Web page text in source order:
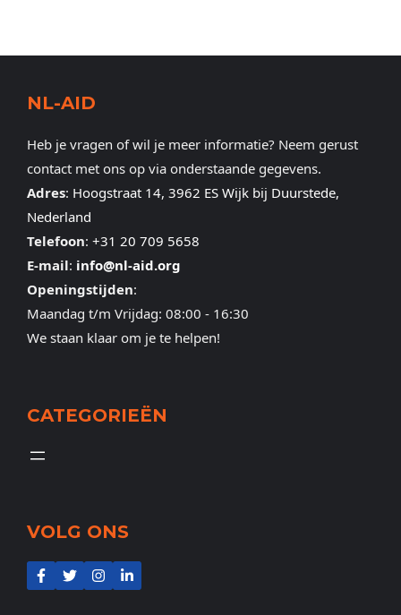
NL-AID
Heb je vragen of wil je meer informatie? Neem gerust
contact met ons op via onderstaande gegevens.
Adres: Hoogstraat 14, 3962 ES Wijk bij Duurstede,
Nederland
Telefoon: +31 20 709 5658
E-mail: info@nl-aid.org
Openingstijden:
Maandag t/m Vrijdag: 08:00 - 16:30
We staan klaar om je te helpen!
CATEGORIEËN
VOLG ONS